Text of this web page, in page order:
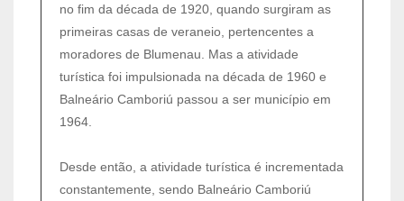
no fim da década de 1920, quando surgiram as
primeiras casas de veraneio, pertencentes a
moradores de Blumenau. Mas a atividade
turística foi impulsionada na década de 1960 e
Balneário Camboriú passou a ser município em
1964.
Desde então, a atividade turística é incrementada
constantemente, sendo Balneário Camboriú